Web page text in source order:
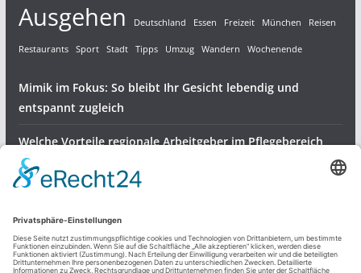
Ausgehen Deutschland Essen Freizeit München Reisen
Restaurants Sport Stadt Tipps Umzug Wandern Wochenende
Mimik im Fokus: So bleibt Ihr Gesicht lebendig und
entspannt zugleich
Welche Vorteile regionale Arbeitgeber im Pflegebereich
bieten
Meisenknödel
Dienstleistungen & Produkte